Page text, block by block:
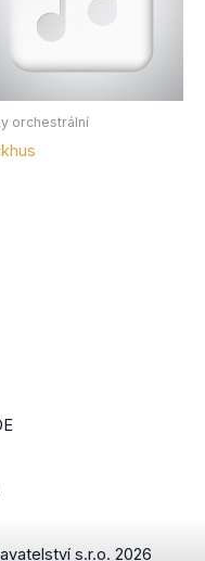
orchestrální
s.r.o. 2026